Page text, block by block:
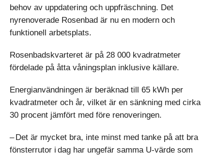
behov av uppdatering och uppfräschning. Det
nyrenoverade Rosenbad är nu en modern och
funktionell arbetsplats.
Rosenbadskvarteret är på 28 000 kvadratmeter
fördelade på åtta våningsplan inklusive källare.
Energianvändningen är beräknad till 65 kWh per
kvadratmeter och år, vilket är en sänkning med cirka
30 procent jämfört med före renoveringen.
– Det är mycket bra, inte minst med tanke på att bra
fönsterrutor i dag har ungefär samma U-värde som